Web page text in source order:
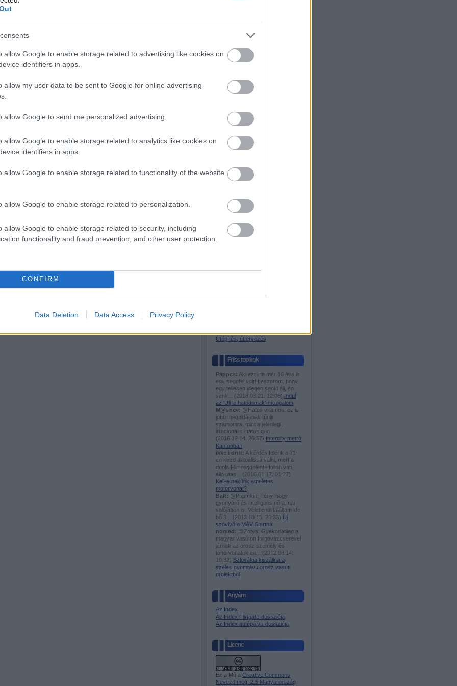
allow Google to enable storage related to advertising like cookies on
identifiers in apps.
allow my user data to be sent to Google for online advertising
allow Google to send me personalized advertising.
allow Google to enable storage related to analytics like cookies on
identifiers in apps.
allow Google to enable storage related to functionality of the website
allow Google to enable storage related to personalization.
allow Google to enable storage related to security, including
functionality and fraud prevention, and other user protection.
CONFIRM
Data Deletion Data Access Privacy Policy
¤ Mégsem találják a felelősöket a
pótvizsgálat a hófrászról
¤ A vasúti hivatal bele akar szólni a
személyi összetételébe
¤ Kik a hófrász igazi felelősei a
¤ A MÁV Start visszatéríti a jegyek
árát a hómizériában pórul
jártaknak
¤ A VEKE miniszteri intézkedést
sürget a január 2-i MÁV-os
¤ A MÁV-csoport az év első
munkanapján teljes csődöt
mondott
Vasutasok dolgoznak
PTinfo - Mestska
MÁV - Megint Állunk Vazze
BKV-figyelő
Ütemes menetrend
Útépítés, úttervezés
Friss topikok
Pappcs: Aki ezt irta már 10 ève is
egy seggfej volt! Leszarom, hogy
egy teljesen idegen senki áll, èn
senk... (2018.03.21. 12:06) Indul
az 'Ülj le hatodiknak'-mozgalom
M@snev: @Hatos villamos: ez is
jobb megoldásnak tűnik
számomra, mint a jelenlegi,
irracionális status quo ...
(2016.12.14. 20:57) Intercity metró
Kantonban
ikke i drift: A kérdés felénk a 71-
en kezd aktuálissá válni, mert a
dupla Flirt reggelente fullon van,
álló utas... (2016.01.17. 01:27)
Kell-e nekünk emeletes
motorvonat?
Balt: @Pupmkin: Tény, hogy
gyönyörű és intelligens nő a mai
valójában is. Véletlenül találtam ide
bő 3... (2013.10.15. 20:33) Új
szóvivő a MÁV Startnál
nomad: @Zotya: Gyakorlatilag a
magyar vasúton forgóvázcserével
járnak az orosz személy és
tehervonatok en... (2012.08.14.
10:32) Szlovákia kiszállna a
széles nyomtávú orosz vasúti
projektből
Anyám
Az Index
Az Index Flirtgate-dossziéja
Az Index autópálya-dossziéja
Licenc
Ez a Mű a Creative Commons
Nevezd meg! 2.5 Magyarország